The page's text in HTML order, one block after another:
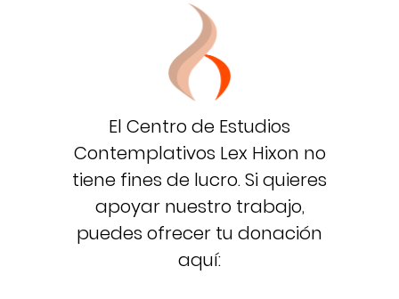
El Centro de Estudios
Contemplativos Lex Hixon no
tiene fines de lucro. Si quieres
apoyar nuestro trabajo,
puedes ofrecer tu donación
aquí: